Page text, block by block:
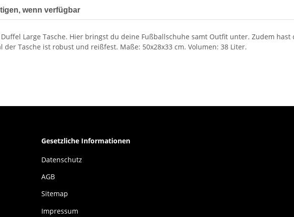
wenn verfügbar
Large Tasche. Hier bringst du deine Fußballschuhe samt Outfit unter. Zudem
der Tasche ist robust und reißfest. Maße: 50x28x33 cm. Volumen: 38 Liter.
Gesetzliche Informationen
Datenschutz
AGB
Sitemap
Impressum